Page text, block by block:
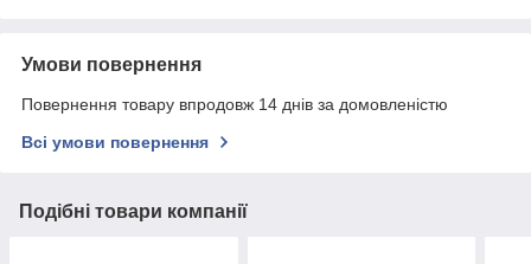
Умови повернення
Повернення товару впродовж 14 днів за домовленістю
Всі умови повернення
Подібні товари компанії